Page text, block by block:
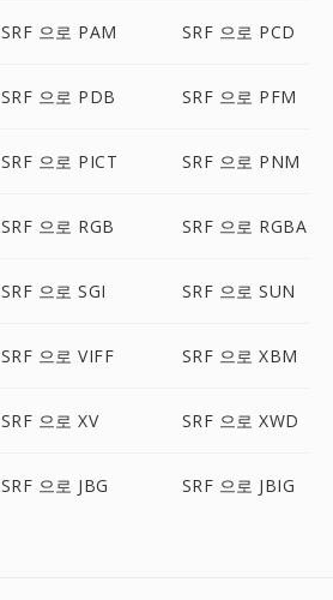
SRF 으로 PAM SRF 으로 PCD
SRF 으로 PDB SRF 으로 PFM
SRF 으로 PICT SRF 으로 PNM
SRF 으로 RGB SRF 으로 RGBA
SRF 으로 SGI SRF 으로 SUN
SRF 으로 VIFF SRF 으로 XBM
SRF 으로 XV SRF 으로 XWD
SRF 으로 JBG SRF 으로 JBIG